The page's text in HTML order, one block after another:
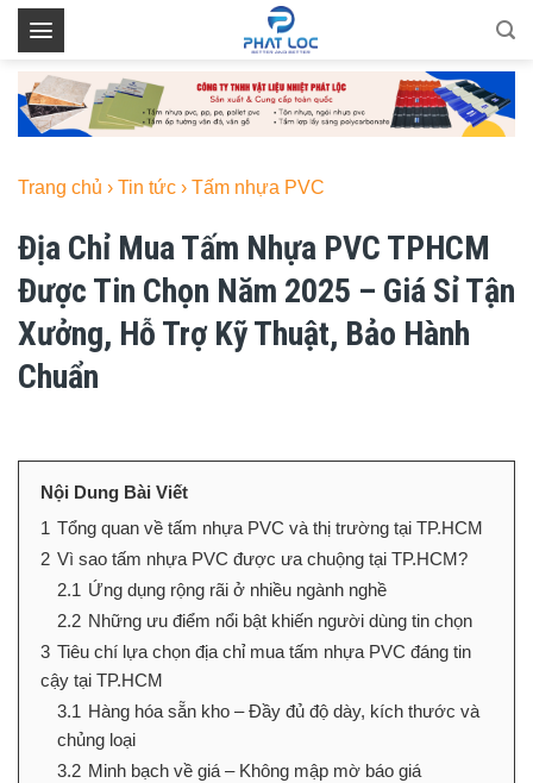
Skip
Trang chủ › Tin tức › Tấm nhựa PVC
Địa Chỉ Mua Tấm Nhựa PVC TPHCM
Được Tin Chọn Năm 2025 – Giá Sỉ Tận
Xưởng, Hỗ Trợ Kỹ Thuật, Bảo Hành
Chuẩn
Nội Dung Bài Viết
1 Tổng quan về tấm nhựa PVC và thị trường tại TP.HCM
2 Vì sao tấm nhựa PVC được ưa chuộng tại TP.HCM?
2.1 Ứng dụng rộng rãi ở nhiều ngành nghề
2.2 Những ưu điểm nổi bật khiến người dùng tin chọn
3 Tiêu chí lựa chọn địa chỉ mua tấm nhựa PVC đáng tin
cậy tại TP.HCM
3.1 Hàng hóa sẵn kho – Đầy đủ độ dày, kích thước và
chủng loại
3.2 Minh bạch về giá – Không mập mờ báo giá